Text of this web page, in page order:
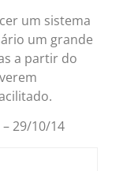
um sistema
um grande
a partir do
29/10/14